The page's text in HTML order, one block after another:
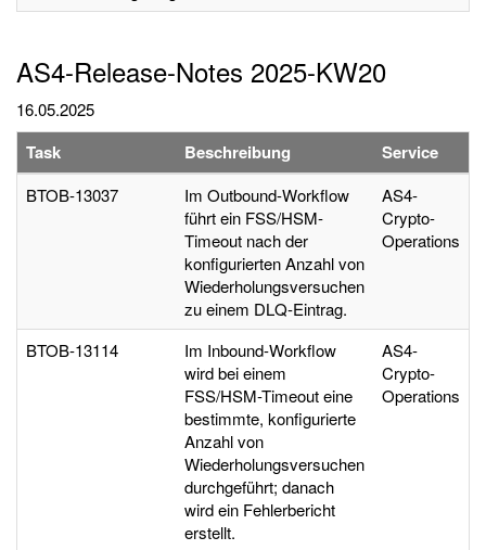
AS4-Release-Notes 2025-KW20
16.05.2025
Task Beschreibung Service
BTOB-13037
Im Outbound-Workflow
führt ein FSS/HSM-
Timeout nach der
konfigurierten Anzahl von
Wiederholungsversuchen
zu einem DLQ-Eintrag.
AS4-
Crypto-
Operations
BTOB-13114
Im Inbound-Workflow
wird bei einem
FSS/HSM-Timeout eine
bestimmte, konfigurierte
Anzahl von
Wiederholungsversuchen
durchgeführt; danach
wird ein Fehlerbericht
erstellt.
AS4-
Crypto-
Operations